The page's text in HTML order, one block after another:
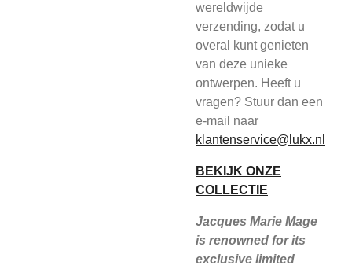
wereldwijde
verzending, zodat u
overal kunt genieten
van deze unieke
ontwerpen. Heeft u
vragen? Stuur dan een
e-mail naar
klantenservice@lukx.nl
BEKIJK ONZE
COLLECTIE
Jacques Marie Mage
is renowned for its
exclusive limited